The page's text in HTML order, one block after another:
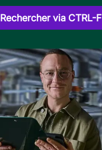
Rechercher via CTRL-F